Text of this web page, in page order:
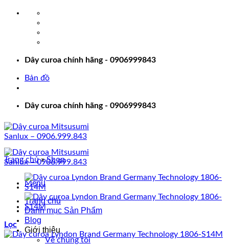
Dây curoa chính hãng - 0906999843
Bản đồ
Dây curoa chính hãng - 0906999843
Menu
Trang chủ
Danh mục Sản Phẩm
Blog
Giới thiệu
Về chúng tôi
Trang chủ » Shop
Lọc